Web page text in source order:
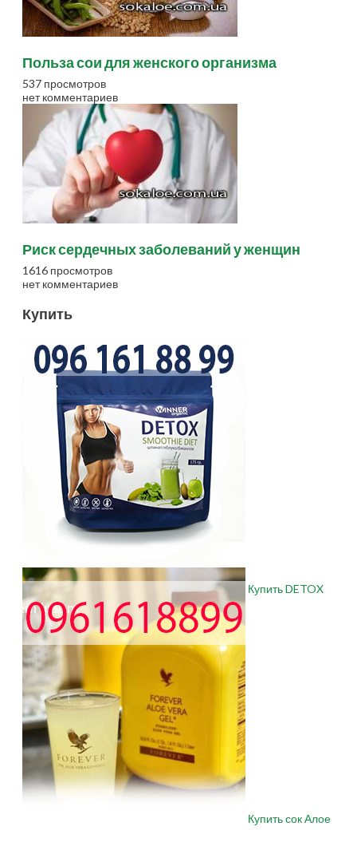
Польза сои для женского организма
537 просмотров
нет комментариев
Риск сердечных заболеваний у женщин
1616 просмотров
нет комментариев
Купить
Купить DETOX
Купить сок Алое